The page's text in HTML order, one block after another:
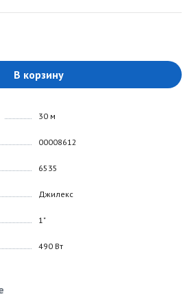
В корзину
30 м
00008612
6535
Джилекс
1"
490 Вт